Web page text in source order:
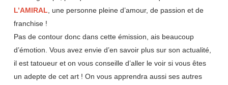
RSS FEED
LINK
EMBED
L’AMIRAL , une personne pleine d’amour, de passion et de
franchise !
Pas de contour donc dans cette émission, ais beaucoup
d’émotion. Vous avez envie d’en savoir plus sur son actualité,
il est tatoueur et on vous conseille d’aller le voir si vous êtes
un adepte de cet art ! On vous apprendra aussi ses autres